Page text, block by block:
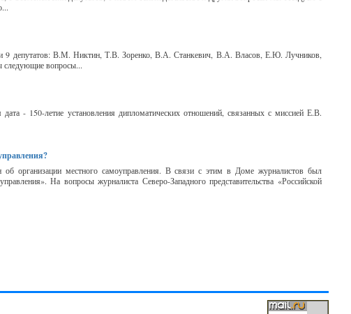
9 депутатов: В.М. Никтин, Т.В. Зоренко, В.А. Станкевич, В.А. Власов, Е.Ю. Лучников,
вопросы...
- 150-летие установления дипломатических отношений, связанных с миссией Е.В.
организации местного самоуправления. В связи с этим в Доме журналистов был
На вопросы журналиста Северо-Западного представительства «Российской